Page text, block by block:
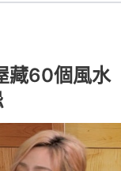
藏60個風水